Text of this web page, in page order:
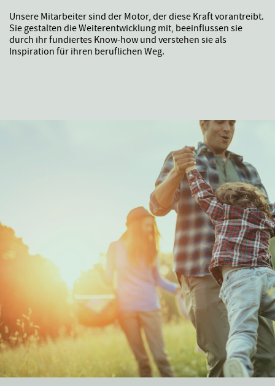
Unsere Mitarbeiter sind der Motor, der diese Kraft vorantreibt.
Sie gestalten die Weiterentwicklung mit, beeinflussen sie
durch ihr fundiertes Know-how und verstehen sie als
Inspiration für ihren beruflichen Weg.